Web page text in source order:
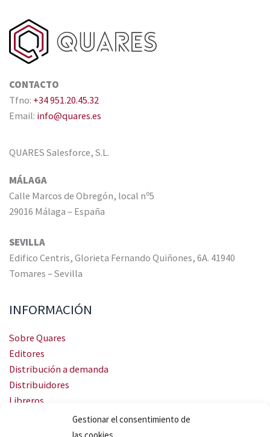
Gestionar el consentimiento de
CONTACTO
Tfno: +34 951.20.45.32
Email: info@quares.es
QUARES Salesforce, S.L.
MÁLAGA
Calle Marcos de Obregón, local nº5
29016 Málaga – España
SEVILLA
Edifico Centris, Glorieta Fernando Quiñones, 6A. 41940
Tomares – Sevilla
INFORMACIÓN
Sobre Quares
Editores
Distribución a demanda
Distribuidores
Libreros
Servicio Landingweb
Crea tu audiobook